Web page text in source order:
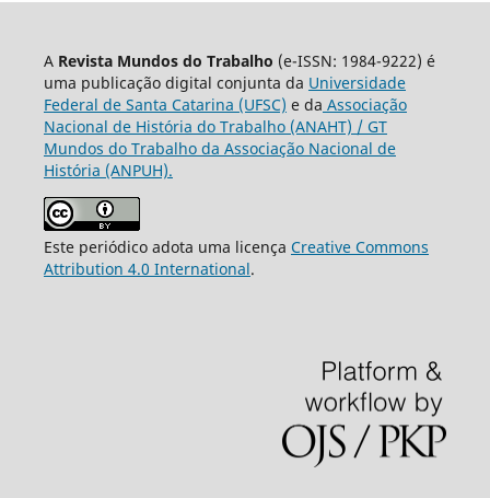
A Revista Mundos do Trabalho (e-ISSN: 1984-9222) é
uma publicação digital conjunta da Universidade
Federal de Santa Catarina (UFSC) e da Associação
Nacional de História do Trabalho (ANAHT) / GT
Mundos do Trabalho da Associação Nacional de
História (ANPUH).
Este periódico adota uma licença Creative Commons
Attribution 4.0 International.